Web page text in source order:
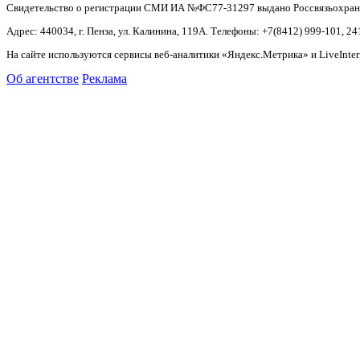
Свидетельство о регистрации СМИ ИА №ФС77-31297 выдано
Адрес: 440034, г. Пенза, ул. Калинина, 119А. Телефоны: +7(8412) 999-101,
На сайте используются сервисы веб-аналитики «Яндекс.Метрика» и
Об агентстве Реклама